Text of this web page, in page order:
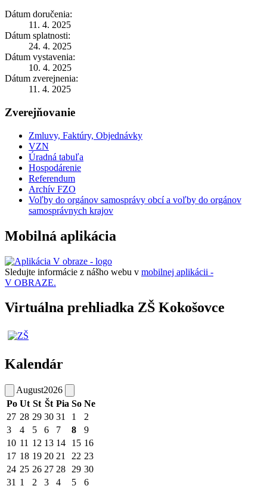
Dátum doručenia:
11. 4. 2025
Dátum splatnosti:
24. 4. 2025
Dátum vystavenia:
10. 4. 2025
Dátum zverejnenia:
11. 4. 2025
Zverejňovanie
Zmluvy, Faktúry, Objednávky
VZN
Úradná tabuľa
Hospodárenie
Referendum
Archív FZO
Voľby do orgánov samosprávy obcí a voľby do orgánov
samosprávnych krajov
Mobilná aplikácia
Sledujte informácie z nášho webu v mobilnej aplikácii -
V OBRAZE.
Virtuálna prehliadka ZŠ Kokošovce
Kalendár
August2026
Po Ut St Št Pia So Ne
27 28 29 30 31 1
2
3
4 5 6 7 8
9
10 11 12 13 14 15 16
17 18 19 20 21 22 23
24 25 26 27 28 29 30
31 1 2 3 4 5 6